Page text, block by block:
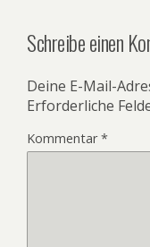
Schreibe einen
Deine E-Mail-
Erforderliche
Kommentar*